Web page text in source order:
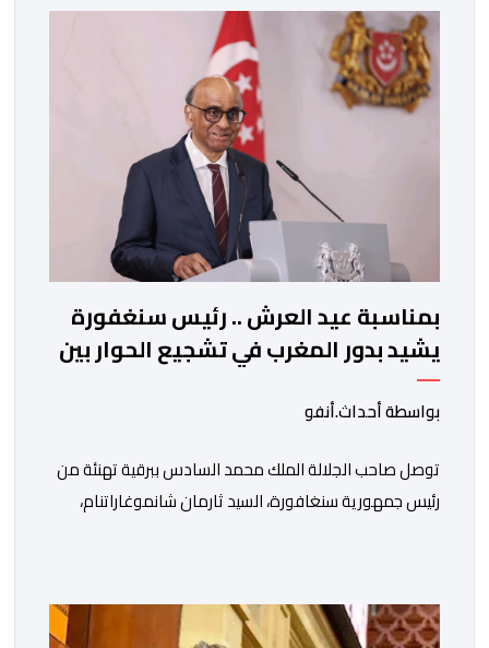
بمناسبة عيد العرش .. رئيس سنغفورة
يشيد بدور المغرب في تشجيع الحوار بين
الأديان
بواسطة أحداث.أنفو
توصل صاحب الجلالة الملك محمد السادس ببرقية تهنئة من
رئيس جمهورية سنغافورة، السيد ثارمان شانموغاراتنام،
هذه البرقية، باسم الشعب السنغافوري، عن أحر تهانئه
وأطيب متمنياته بموفور الصحة ومزيد من التوفيق لجلالة